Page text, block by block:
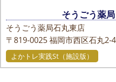
そうごう薬
そうごう薬局石丸東店
〒819-0025福岡市西区石丸2-
よかトレ実践St（施設版）